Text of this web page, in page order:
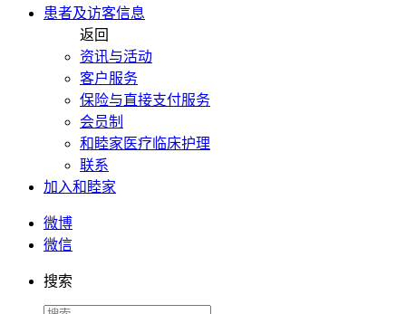
患者及访客信息
返回
资讯与活动
客户服务
保险与直接支付服务
会员制
和睦家医疗临床护理
联系
加入和睦家
微博
微信
搜索